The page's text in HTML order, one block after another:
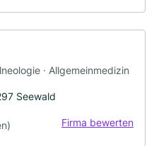
· Allgemeinmedizin
Seewald
Firma bewerten